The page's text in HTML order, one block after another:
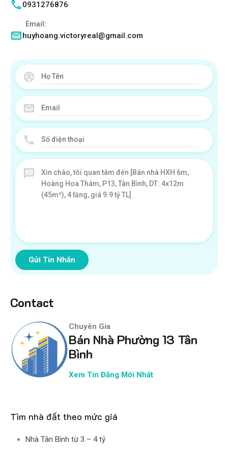
0931276876
Email:
huyhoang.victoryreal@gmail.com
Gửi Tin Nhắn
Contact
Chuyên Gia
Bán Nhà Phường 13 Tân
Bình
Xem Tin Đăng Mới Nhất
Tìm nhà đất theo mức giá
Nhà Tân Bình từ 3 – 4 tỷ